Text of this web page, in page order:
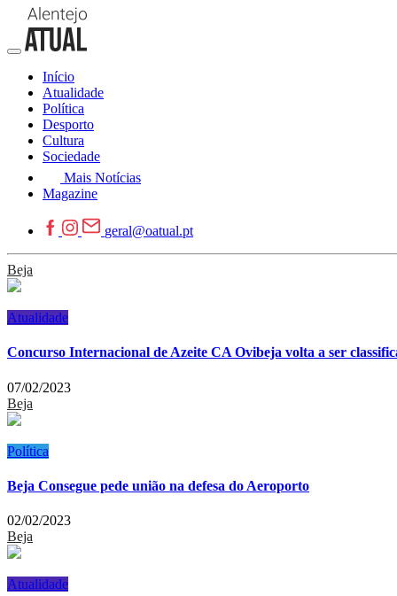
Início
Atualidade
Política
Desporto
Cultura
Sociedade
Mais Notícias
Magazine
geral@oatual.pt
Beja
Atualidade
Concurso Internacional de Azeite CA Ovibeja volta a ser
07/02/2023
Beja
Política
Beja Consegue pede união na defesa do Aeroporto
02/02/2023
Beja
Atualidade